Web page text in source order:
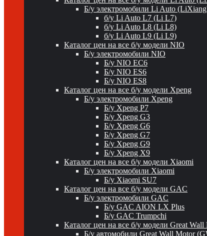
Б/у электромобили Li Auto
б/у Li Auto L7 (Li L7)
б/у Li Auto L8 (Li L8)
б/у Li Auto L9 (Li L9)
Каталог цен на все б/у модели NIO
Б/у электромобили NIO
Б/у NIO EC6
Б/у NIO ES6
Б/у NIO ES8
Каталог цен на все б/у модели Xpeng
Б/у электромобили Xpeng
Б/у Xpeng P7
Б/у Xpeng G3
Б/у Xpeng G6
Б/у Xpeng G7
Б/у Xpeng G9
Б/у Xpeng X9
Каталог цен на все б/у модели Xiaomi
Б/у электромобили Xiaomi
Б/у Xiaomi SU7
Каталог цен на все б/у модели GAC
Б/у электромобили GAC
Б/у GAC AION LX Plus
Б/у GAC Trumpchi
Каталог цен на все б/у модели Great
Б/у автомобили Great Wall Motor